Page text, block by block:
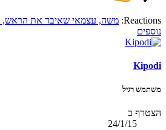
Reactions: משה, עצמאי שאיבד את הראש,
נוספים
Kipodi
משתמש רגיל
הצטרף ב
24/1/15